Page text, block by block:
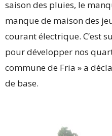
saison des pluies, le
manque de maison des
courant électrique. C’est
pour développer nos
commune de Fria » a
de base.